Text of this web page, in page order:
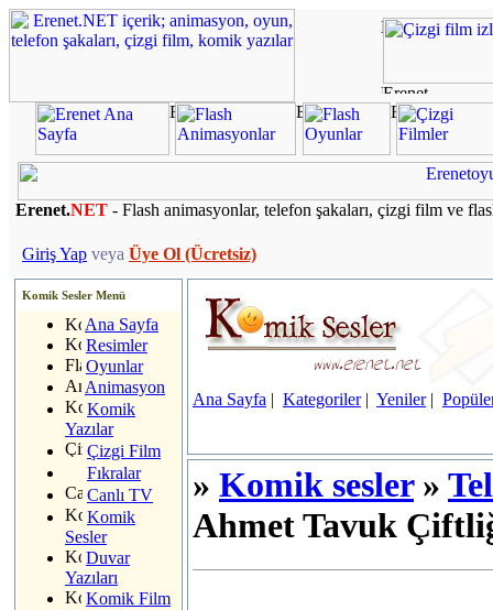
Erenet.NET - Flash animasyonlar, telefon şakaları, çizgi film ve
Giriş Yap veya Üye Ol (Ücretsiz)
Komik Sesler Menü
Ana Sayfa
Resimler
Oyunlar
Animasyon
Komik
Yazılar
Çizgi Film
Fıkralar
Canlı TV
Komik
Sesler
Duvar
Yazıları
Komik Film
Ana Sayfa | Kategoriler| Yeniler|
» Komik sesler»
Ahmet Tavuk